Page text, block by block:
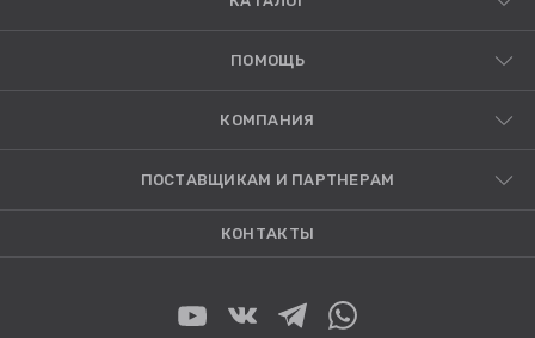
ПОМОЩЬ
КОМПАНИЯ
ПОСТАВЩИКАМ И ПАРТНЕРАМ
КОНТАКТЫ